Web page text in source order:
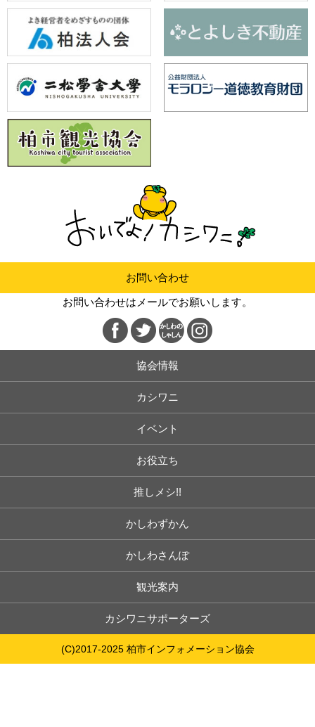
お問い合わせ
お問い合わせはメールでお願いします。
協会情報
カシワニ
イベント
お役立ち
推しメシ!!
かしわずかん
かしわさんぽ
観光案内
カシワニサポーターズ
(C)2017-2025 柏市インフォメーション協会